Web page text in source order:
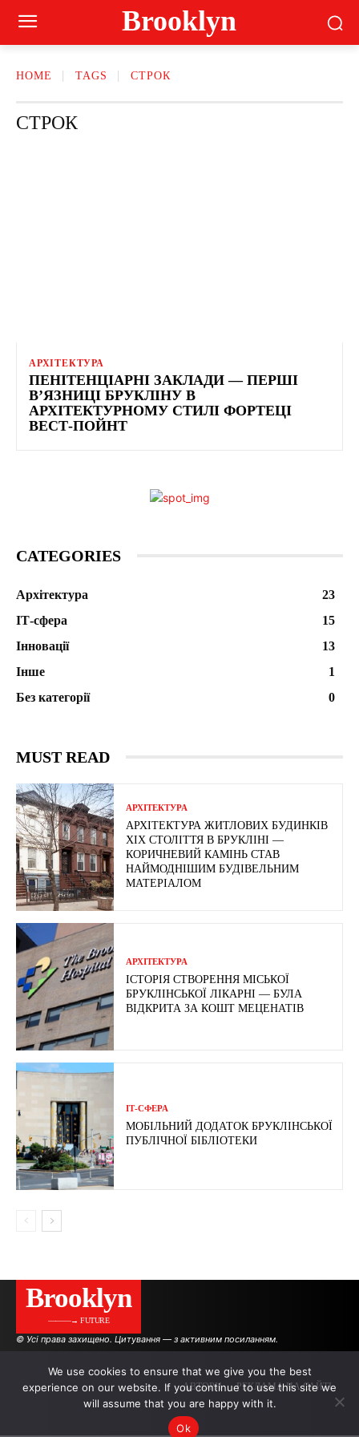
Brooklyn
HOME TAGS СТРОК
СТРОК
АРХІТЕКТУРА
ПЕНІТЕНЦІАРНІ ЗАКЛАДИ — ПЕРШІ
В’ЯЗНИЦІ БРУКЛІНУ В
АРХІТЕКТУРНОМУ СТИЛІ ФОРТЕЦІ
ВЕСТ-ПОЙНТ
CATEGORIES
Архітектура
23
ІТ-сфера
15
Інновації
13
Інше
1
Без категорії
0
MUST READ
АРХІТЕКТУРА
АРХІТЕКТУРА ЖИТЛОВИХ БУДИНКІВ
ХІХ СТОЛІТТЯ В БРУКЛІНІ —
КОРИЧНЕВИЙ КАМІНЬ СТАВ
НАЙМОДНІШИМ БУДІВЕЛЬНИМ
МАТЕРІАЛОМ
АРХІТЕКТУРА
ІСТОРІЯ СТВОРЕННЯ МІСЬКОЇ
БРУКЛІНСЬКОЇ ЛІКАРНІ — БУЛА
ВІДКРИТА ЗА КОШТ МЕЦЕНАТІВ
ІТ-СФЕРА
МОБІЛЬНИЙ ДОДАТОК БРУКЛІНСЬКОЇ
ПУБЛІЧНОЇ БІБЛІОТЕКИ
Brooklyn
———→ FUTURE
© Усі права захищено. Цитування — з активним посиланням.
АВТОРИ РЕКЛАМА НА САЙТІ
We use cookies to ensure that we give you the best
experience on our website. If you continue to use this site we
will assume that you are happy with it.
Ok